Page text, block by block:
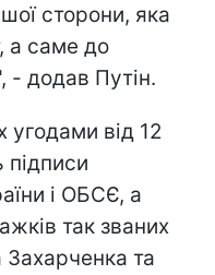
сторони, яка
а саме до
- додав Путін.
угодами від 12
підписи
і ОБСЄ, а
так званих
та